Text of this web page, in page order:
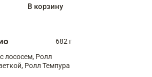
В корзину
682 г
лососем, Ролл
Ролл Темпура